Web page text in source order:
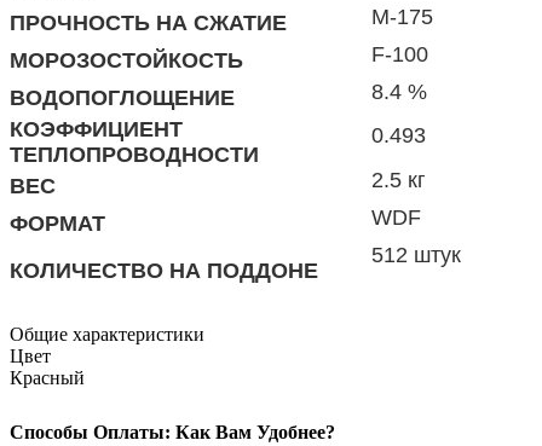
ПРОЧНОСТЬ НА СЖАТИЕ
М-175
МОРОЗОСТОЙКОСТЬ
F-100
ВОДОПОГЛОЩЕНИЕ
8.4 %
КОЭФФИЦИЕНТ
ТЕПЛОПРОВОДНОСТИ
0.493
ВЕС
2.5 кг
ФОРМАТ
WDF
КОЛИЧЕСТВО НА ПОДДОНЕ
512 штук
Общие характеристики
Цвет
Красный
Способы Оплаты: Как Вам Удобнее?